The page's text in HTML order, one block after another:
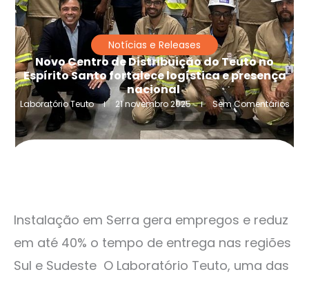
Notícias e Releases
Novo Centro de Distribuição do Teuto no
Espírito Santo fortalece logística e presença
nacional
Laboratório Teuto 21 novembro 2025 Sem Comentários
Instalação em Serra gera empregos e reduz
em até 40% o tempo de entrega nas regiões
Sul e Sudeste O Laboratório Teuto, uma das